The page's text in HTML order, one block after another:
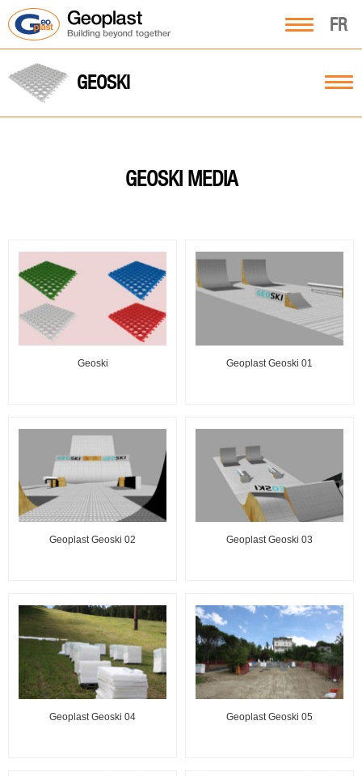
FR
GEOSKI
GEOSKI MEDIA
Geoski Geoplast Geoski 01
Geoplast Geoski 02 Geoplast Geoski 03
Geoplast Geoski 04 Geoplast Geoski 05